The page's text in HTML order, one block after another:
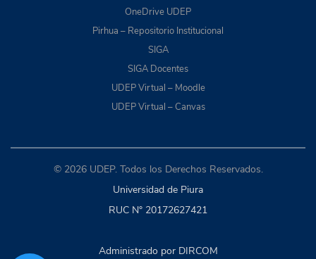
OneDrive UDEP
Pirhua – Repositorio Institucional
SIGA
SIGA Docentes
UDEP Virtual – Moodle
UDEP Virtual – Canvas
© 2026 UDEP. Todos los Derechos Reservados.
Universidad de Piura
RUC N° 20172627421
Administrado por DIRCOM